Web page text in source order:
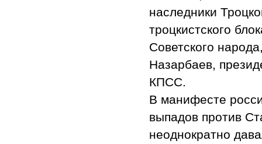
наследники
троцкистского
Советского
Назарбаев,
КПСС.
В манифесте
выпадов против
неоднократно